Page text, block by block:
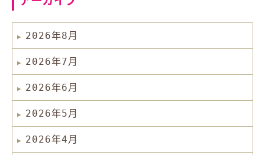
2026年8月
2026年7月
2026年6月
2026年5月
2026年4月